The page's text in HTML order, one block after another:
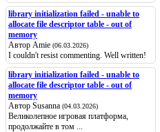
library initialization failed - unable to
allocate file descriptor table - out of
memory
Автор Amie (06.03.2026)
I couldn't resist commenting. Well written!
library initialization failed - unable to
allocate file descriptor table - out of
memory
Автор Susanna (04.03.2026)
Великолепное игровая платформа,
продолжайте в том ...